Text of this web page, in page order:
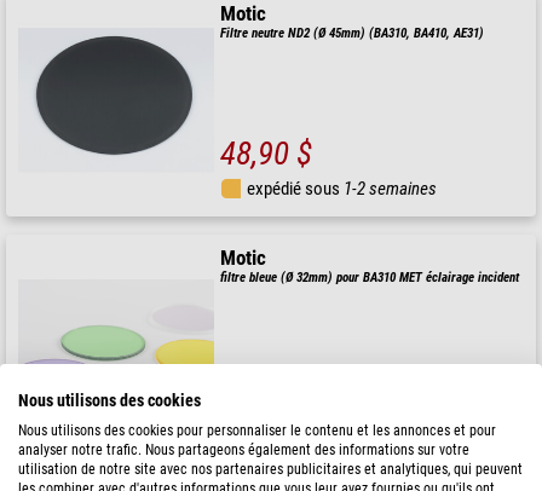
Motic
Filtre neutre ND2 (Ø 45mm) (BA310, BA410, AE31)
48,90 $
expédié sous 1-2 semaines
Motic
filtre bleue (Ø 32mm) pour BA310 MET éclairage incident
expédié sous1-2 semaines
Nous utilisons des cookies
Nous utilisons des cookies pour personnaliser le contenu et les annonces et pour
analyser notre trafic. Nous partageons également des informations sur votre
utilisation de notre site avec nos partenaires publicitaires et analytiques, qui peuvent